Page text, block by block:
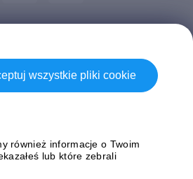
z
wszystkie pliki cookie
również informacje o Twoim
lub które zebrali